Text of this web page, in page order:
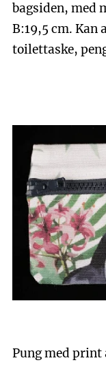
bagsiden, med
B:19,5 cm.
toilettaske,
Pung med